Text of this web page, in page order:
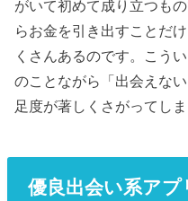
がいて初めて成り立つも
らお金を引き出すことだ
くさんあるのです。こう
のことながら「出会えな
足度が著しくさがってしま
優良出会い系ア